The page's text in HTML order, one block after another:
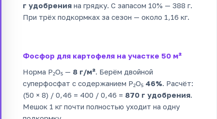
г удобрения на грядку. С запасом 10% — 388 г.
При трёх подкормках за сезон — около 1,16 кг.
Фосфор для картофеля на участке 50 м²
Норма P₂O₅ — 8 г/м². Берём двойной
суперфосфат с содержанием P₂O₅ 46%. Расчёт:
(50 × 8) / 0,46 = 400 / 0,46 = 870 г удобрения.
Мешок 1 кг почти полностью уходит на одну